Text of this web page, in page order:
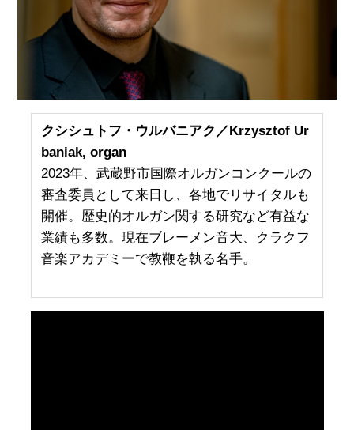
クシシュトフ・ウルバニアク／Krzysztof Ur
baniak, organ
2023年、武蔵野市国際オルガンコンクールの
審査委員として来日し、各地でリサイタルも
開催。歴史的オルガン関する研究など有益な
業績も多数。現在ブレーメン音大、クラクフ
音楽アカデミーで教鞭を執る名手。